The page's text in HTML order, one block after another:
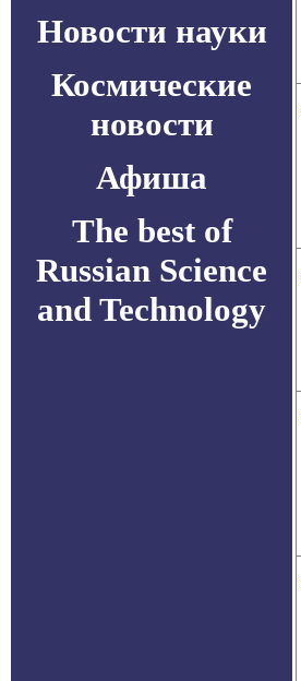
Новости науки
Космические
новости
Афиша
The best of
Russian Science
and Technology